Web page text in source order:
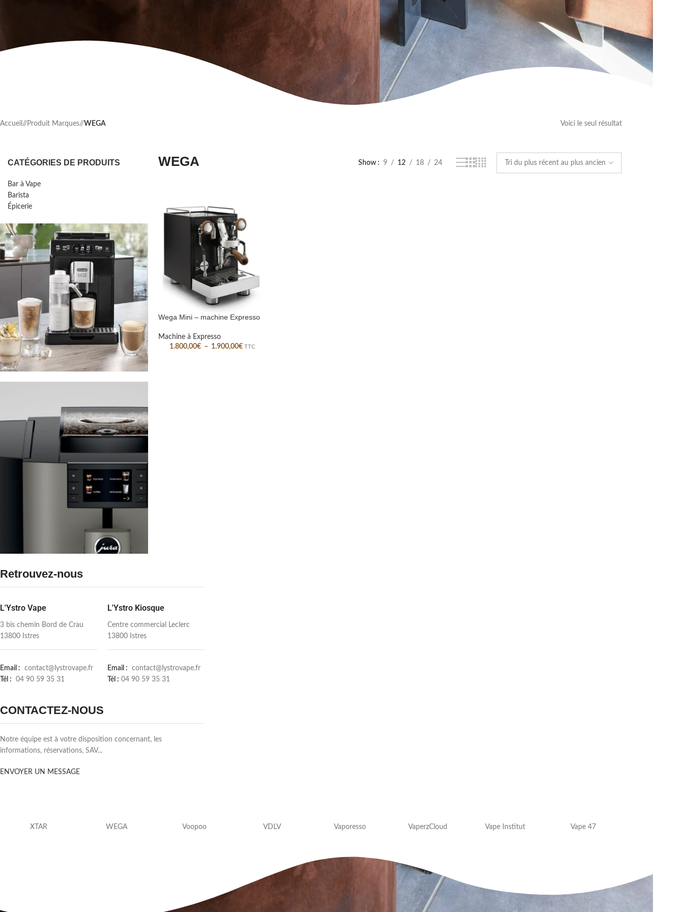
Accueil / Produit Marques/ WEGA Voici le seul résultat
CATÉGORIES DE PRODUITS
Bar à Vape
Barista
Épicerie
Découvrez nos
machines à café
Un catalogue ultra complet, des
conseils avisés. L'Ystro devient votre
conseiller en machine à café.
Vous êtes professionnel ?
Découvrez nos
machines à café pour
les pros
Un catalogue ultra complet, des
conseils avisés. L'Ystro devient votre
conseiller en machine à café pour les
WEGA Show 9 12 18 24
Wega Mini – machine Expresso
Machine à Expresso
1.800,00€ – 1.900,00€ TTC
Retrouvez-nous
L'Ystro Vape
3 bis chemin Bord de Crau
13800 Istres
Email : contact@lystrovape.fr
Tél : 04 90 59 35 31
L'Ystro Kiosque
Centre commercial Leclerc
13800 Istres
Email : contact@lystrovape.fr
Tél : 04 90 59 35 31
CONTACTEZ-NOUS
Notre équipe est à votre disposition concernant, les
informations, réservations, SAV...
ENVOYER UN MESSAGE
XTAR WEGA Voopoo VDLV Vaporesso VaperzCloud Vape Institut Vape 47